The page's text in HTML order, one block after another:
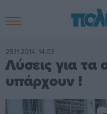
25.11.2014, 14:03
Λύσεις για
υπάρχουν !